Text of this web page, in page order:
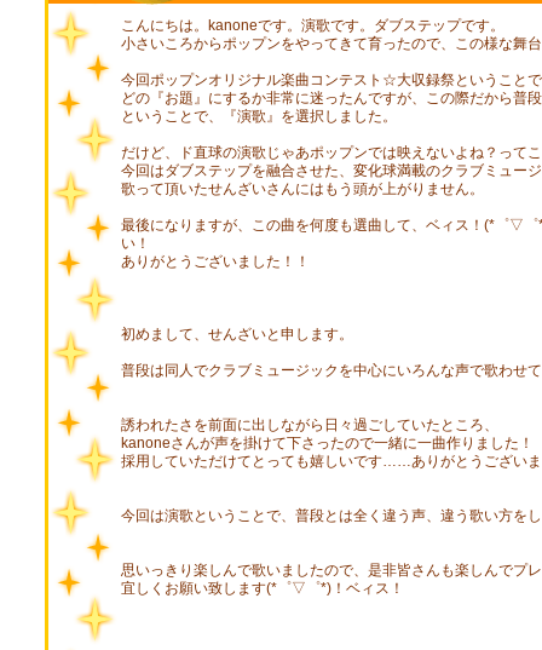
こんにちは。kanoneです。演歌です。ダブステップです。
小さいころからポップンをやってきて育ったので、この様な舞
今回ポップンオリジナル楽曲コンテスト☆大収録祭ということ
どの『お題』にするか非常に迷ったんですが、この際だから普
ということで、『演歌』を選択しました。
だけど、ド直球の演歌じゃあポップンでは映えないよね？って
今回はダブステップを融合させた、変化球満載のクラブミュー
歌って頂いたせんざいさんにはもう頭が上がりません。
最後になりますが、この曲を何度も選曲して、ベィス！(*゜▽
い！
ありがとうございました！！
初めまして、せんざいと申します。
普段は同人でクラブミュージックを中心にいろんな声で歌わせ
誘われたさを前面に出しながら日々過ごしていたところ、
kanoneさんが声を掛けて下さったので一緒に一曲作りました！
採用していただけてとっても嬉しいです……ありがとうござい
今回は演歌ということで、普段とは全く違う声、違う歌い方を
思いっきり楽しんで歌いましたので、是非皆さんも楽しんでプ
宜しくお願い致します(*゜▽゜*)！ベィス！